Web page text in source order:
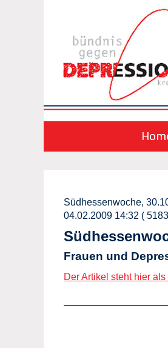
Südhessenwoche,
04.02.2009 14:32 (
Frauen und
Der Artikel steht hier